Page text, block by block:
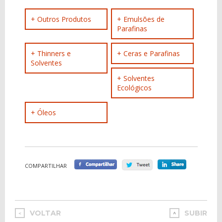
+ Outros Produtos
+ Emulsões de
Parafinas
+ Thinners e
Solventes
+ Ceras e Parafinas
+ Solventes
Ecológicos
+ Óleos
COMPARTILHAR
< VOLTAR SUBIR